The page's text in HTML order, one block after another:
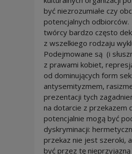
być niezrozumiałe czy
potencjalnych odbiorców.
twórcy bardzo często
z wszelkiego rodzaju
Podejmowane są (i
z prawami kobiet,
od dominujących form
antysemityzmem,
prezentacji tych
na dotarcie z przekazem
potencjalnie mogą być
dyskryminacji:
przekaz nie jest szeroki,
być przez tę